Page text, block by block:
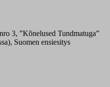
3, ”Kõnelused Tundmatuga”
Suomen ensiesitys